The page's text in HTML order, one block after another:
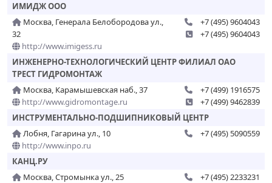
ИМИДЖ ООО
Москва, Генерала Белобородова ул.,
32
http://www.imigess.ru
+7 (495) 9604043
+7 (495) 9604043
ИНЖЕНЕРНО-ТЕХНОЛОГИЧЕСКИЙ ЦЕНТР ФИЛИАЛ ОАО
ТРЕСТ ГИДРОМОНТАЖ
Москва, Карамышевская наб., 37
http://www.gidromontage.ru
+7 (499) 1916575
+7 (499) 9462839
ИНСТРУМЕНТАЛЬНО-ПОДШИПНИКОВЫЙ ЦЕНТР
Лобня, Гагарина ул., 10
http://www.inpo.ru
+7 (495) 5090559
КАНЦ.РУ
Москва, Стромынка ул., 25
+7 (495) 2233231